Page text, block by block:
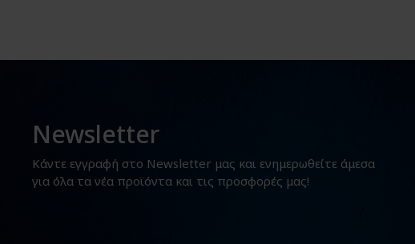
Newsletter
Κάντε εγγραφή στο Newsletter μας και ενημερωθείτε άμεσα
για όλα τα νέα προϊόντα και τις προσφορές μας!